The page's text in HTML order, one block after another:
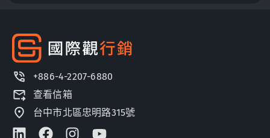
+886-4-2207-6880
查看信箱
台中市北區忠明路315號